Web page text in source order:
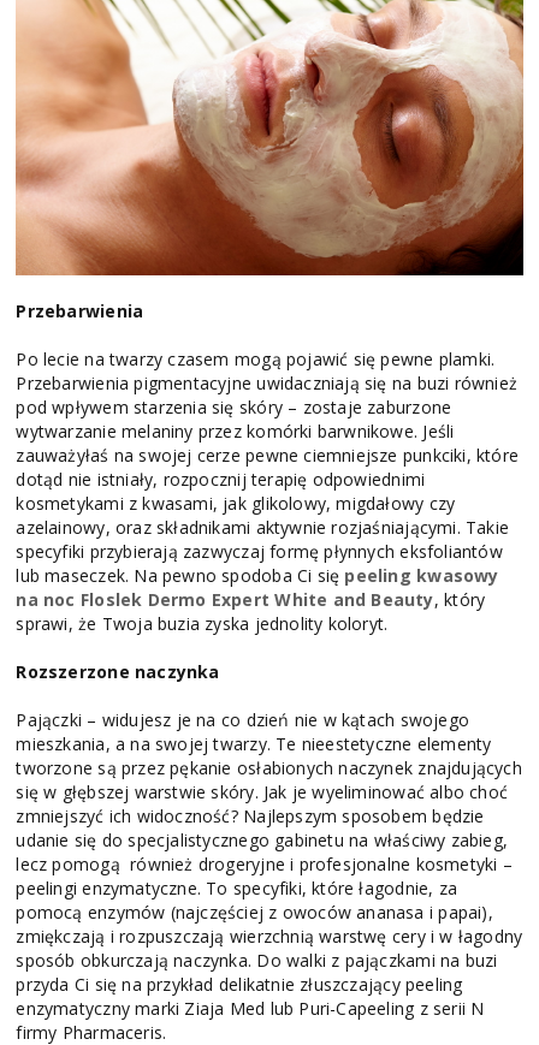
Przebarwienia
Po lecie na twarzy czasem mogą pojawić się pewne plamki.
Przebarwienia pigmentacyjne uwidaczniają się na buzi również
pod wpływem starzenia się skóry – zostaje zaburzone
wytwarzanie melaniny przez komórki barwnikowe. Jeśli
zauważyłaś na swojej cerze pewne ciemniejsze punkciki, które
dotąd nie istniały, rozpocznij terapię odpowiednimi
kosmetykami z kwasami, jak glikolowy, migdałowy czy
azelainowy, oraz składnikami aktywnie rozjaśniającymi. Takie
specyfiki przybierają zazwyczaj formę płynnych eksfoliantów
lub maseczek. Na pewno spodoba Ci się peeling kwasowy
na noc Floslek Dermo Expert White and Beauty, który
sprawi, że Twoja buzia zyska jednolity koloryt.
Rozszerzone naczynka
Pajączki – widujesz je na co dzień nie w kątach swojego
mieszkania, a na swojej twarzy. Te nieestetyczne elementy
tworzone są przez pękanie osłabionych naczynek znajdujących
się w głębszej warstwie skóry. Jak je wyeliminować albo choć
zmniejszyć ich widoczność? Najlepszym sposobem będzie
udanie się do specjalistycznego gabinetu na właściwy zabieg,
lecz pomogą również drogeryjne i profesjonalne kosmetyki –
peelingi enzymatyczne. To specyfiki, które łagodnie, za
pomocą enzymów (najczęściej z owoców ananasa i papai),
zmiękczają i rozpuszczają wierzchnią warstwę cery i w łagodny
sposób obkurczają naczynka. Do walki z pajączkami na buzi
przyda Ci się na przykład delikatnie złuszczający peeling
enzymatyczny marki Ziaja Med lub Puri-Capeeling z serii N
firmy Pharmaceris.